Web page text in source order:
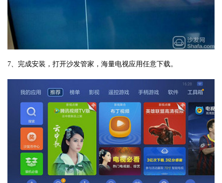
7、完成安装，打开沙发管家，海量电视应用任意下载。